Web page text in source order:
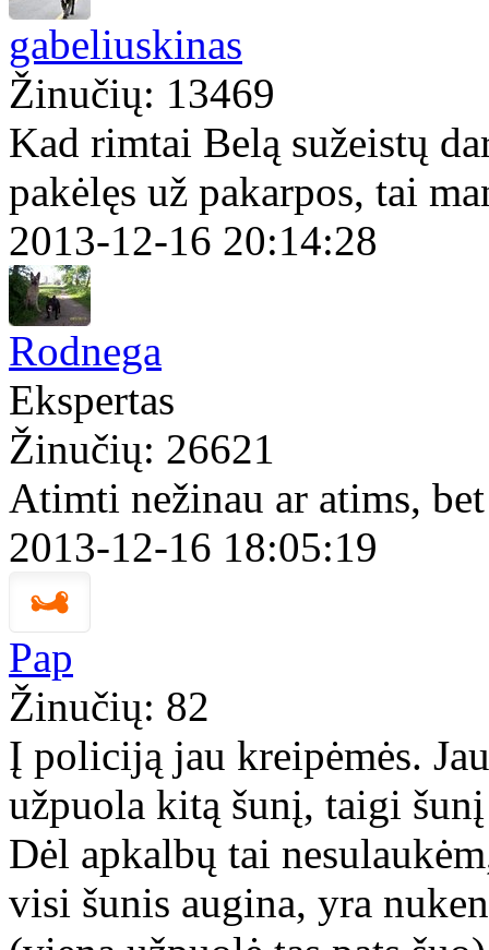
gabeliuskinas
Žinučių: 13469
Kad rimtai Belą sužeistų
pakėlęs už pakarpos, tai
2013-12-16 20:14:28
Rodnega
Ekspertas
Žinučių: 26621
Atimti nežinau ar atims,
2013-12-16 18:05:19
Pap
Žinučių: 82
Į policiją jau kreipėmės.
užpuola kitą šunį, taigi
Dėl apkalbų tai
visi šunis augina, yra